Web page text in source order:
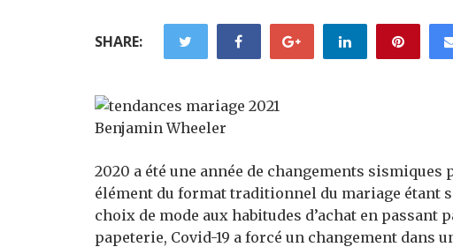
SHARE:
Benjamin Wheeler
2020 a été une année de changements
élément du format traditionnel du mariage étant
choix de mode aux habitudes d’achat en
papeterie, Covid-19 a forcé un changement dans